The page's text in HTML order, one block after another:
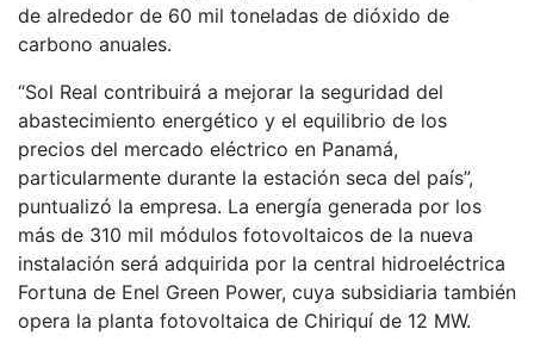
de alrededor de 60 mil toneladas de dióxido de
carbono anuales.
“Sol Real contribuirá a mejorar la seguridad del
abastecimiento energético y el equilibrio de los
precios del mercado eléctrico en Panamá,
particularmente durante la estación seca del país”,
puntualizó la empresa. La energía generada por los
más de 310 mil módulos fotovoltaicos de la nueva
instalación será adquirida por la central hidroeléctrica
Fortuna de Enel Green Power, cuya subsidiaria también
opera la planta fotovoltaica de Chiriquí de 12 MW.